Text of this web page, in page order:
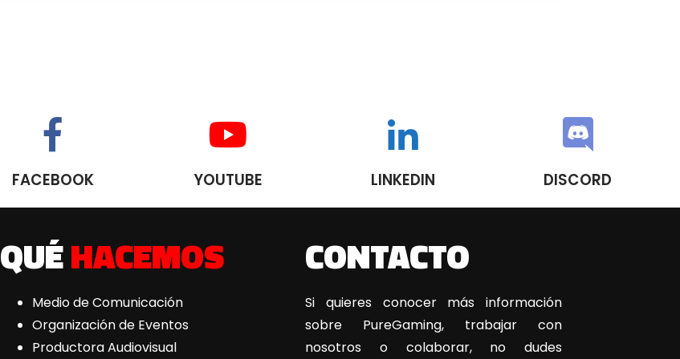
FACEBOOK YOUTUBE LINKEDIN DISCORD
QUÉHACEMOS
Medio de Comunicación
Organización de Eventos
Productora Audiovisual
CONTACTO
Si quieres conocer más información
sobre PureGaming, trabajar con
nosotros o colaborar, no dudes